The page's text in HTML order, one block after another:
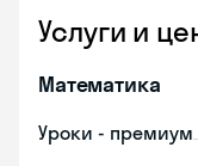
Услуги и
Математика
Уроки - премиум